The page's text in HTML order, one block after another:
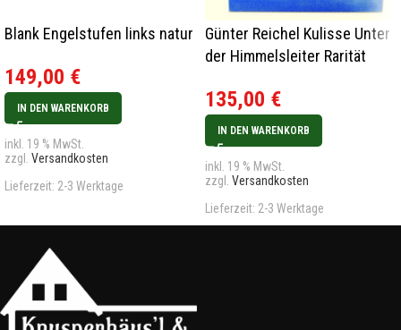
Blank Engelstufen links natur
149,00 €
IN DEN WARENKORB
inkl. 19 % MwSt.
zzgl. Versandkosten
Lieferzeit: 2-3 Werktage
Günter Reichel Kulisse Unter
der Himmelsleiter Rarität
135,00 €
IN DEN WARENKORB
inkl. 19 % MwSt.
zzgl. Versandkosten
Lieferzeit: 2-3 Werktage